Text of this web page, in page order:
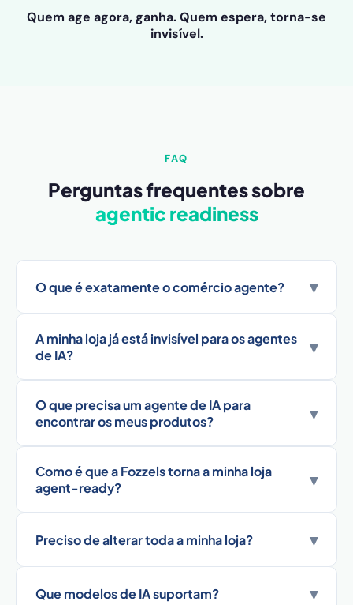
Quem age agora, ganha. Quem espera, torna-se
invisível.
FAQ
Perguntas frequentes sobre
agentic readiness
O que é exatamente o comércio agente? ▾
A minha loja já está invisível para os agentes
de IA?
▾
O que precisa um agente de IA para
encontrar os meus produtos?
▾
Como é que a Fozzels torna a minha loja
agent-ready?
▾
Preciso de alterar toda a minha loja? ▾
Que modelos de IA suportam? ▾